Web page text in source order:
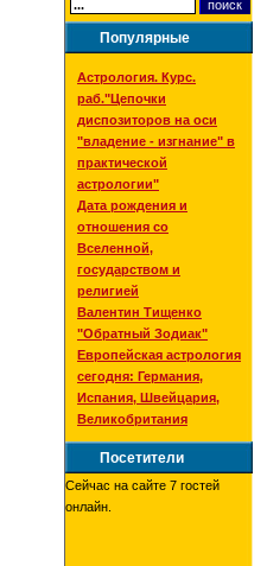
Популярные
Астрология. Курс.
раб."Цепочки
диспозиторов на оси
"владение - изгнание" в
практической
астрологии"
Дата рождения и
отношения со
Вселенной,
государством и
религией
Валентин Тищенко
"Обратный Зодиак"
Европейская астрология
сегодня: Германия,
Испания, Швейцария,
Великобритания
Посетители
Сейчас на сайте 7 гостей
онлайн.